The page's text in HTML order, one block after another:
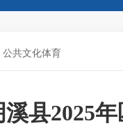
公共文化体育
溪县2025